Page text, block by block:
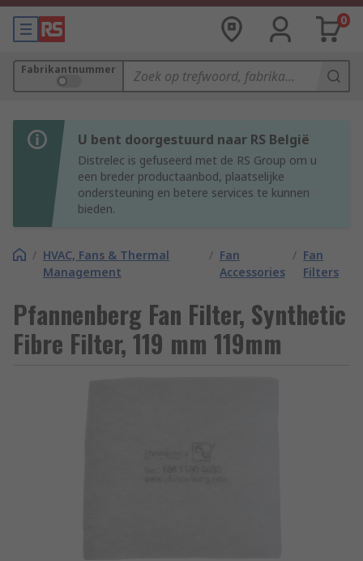
0
Fabrikantnummer
U bent doorgestuurd naar RS België
Distrelec is gefuseerd met de RS Group om u
een breder productaanbod, plaatselijke
ondersteuning en betere services te kunnen
bieden.
/ HVAC, Fans & Thermal
Management
/ Fan
Accessories
/ Fan
Filters
Pfannenberg Fan Filter, Synthetic
Fibre Filter, 119 mm 119mm